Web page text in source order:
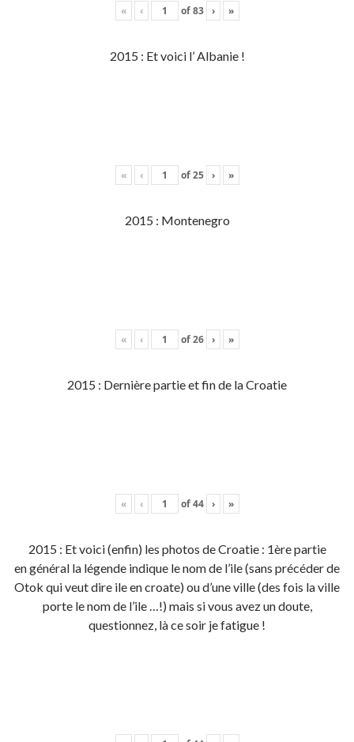
« ‹ of83 › »
2015 : Et voici l’ Albanie !
« ‹ of25 › »
2015 : Montenegro
« ‹ of26 › »
2015 : Dernière partie et fin de la Croatie
« ‹ of44 › »
2015 : Et voici (enfin) les photos de Croatie : 1ère partie
en général la légende indique le nom de l’ile (sans précéder de
Otok qui veut dire ile en croate) ou d’une ville (des fois la ville
porte le nom de l’ile …!) mais si vous avez un doute,
questionnez, là ce soir je fatigue !